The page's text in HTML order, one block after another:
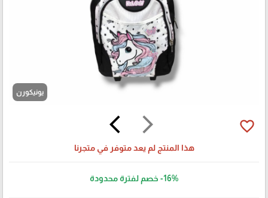
يونيكورن
arrow_forward_ios
arrow_back_ios favorite_border
هذا المنتج لم يعد متوفر في متجرنا
-16% خصم لفترة محدودة